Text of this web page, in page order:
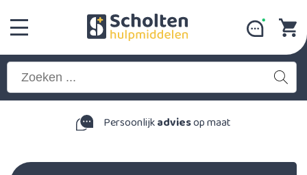
Persoonlijkadviesop maat